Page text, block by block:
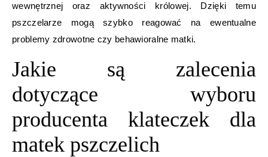
wewnętrznej oraz aktywności królowej. Dzięki temu
pszczelarze mogą szybko reagować na ewentualne
problemy zdrowotne czy behawioralne matki.
Jakie są zalecenia
dotyczące wyboru
producenta klateczek dla
matek pszczelich